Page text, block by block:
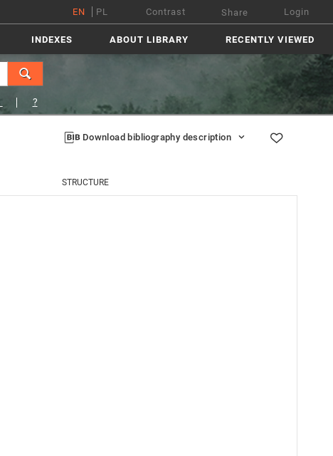
EN PL Contrast Share Login
INDEXES ABOUT LIBRARY RECENTLY VIEWED
?
Download bibliography description
STRUCTURE